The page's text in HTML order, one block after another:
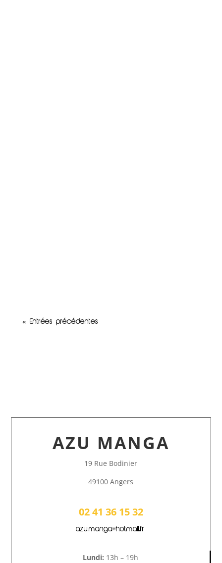
« Entrées précédentes
AZU MANGA
19 Rue Bodinier
49100 Angers
02 41 36 15 32
azu.manga@hotmail.fr
Lundi: 13h – 19h